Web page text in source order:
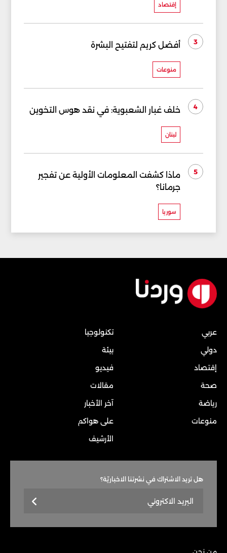
إقتصاد
3 أفضل كريم لتفتيح البشرة
منوعات
4 خلف غبار الشعبوية: في نقد هوس التخوين
لبنان
5
ماذا كشفت المعلومات الأولية عن تفجير
جرمانا؟
سوريا
عربي
دولي
إقتصاد
صحة
رياضة
منوعات
تكنولوجيا
بيئة
فيديو
مقالات
آخر الأخبار
على هواكم
الأرشيف
هل تريد الاشتراك في نشرتنا الاخباريّة؟